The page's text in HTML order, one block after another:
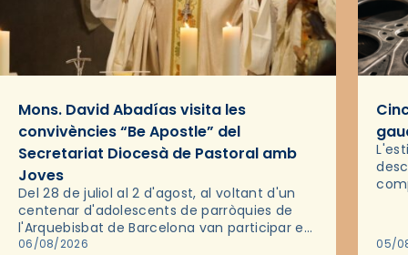
Mons. David Abadías visita les
convivències “Be Apostle” del
Secretariat Diocesà de Pastoral amb
Joves
Del 28 de juliol al 2 d'agost, al voltant d'un
centenar d'adolescents de parròquies de
l'Arquebisbat de Barcelona van participar en
les convivències Be Apostle, organitzades
06/08/2026 05/